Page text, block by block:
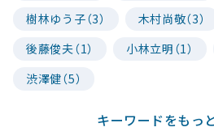
樹林ゆう子（3）
木村尚敬（3）
後藤俊夫（1）
小林立明（1）
渋澤健（5）
キーワードをもっ